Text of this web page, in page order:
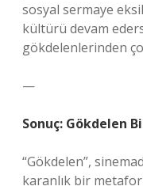
sosyal sermaye
kültürü devam
gökdelenlerinden
—
Sonuç: Gökdelen
“Gökdelen”,
karanlık bir